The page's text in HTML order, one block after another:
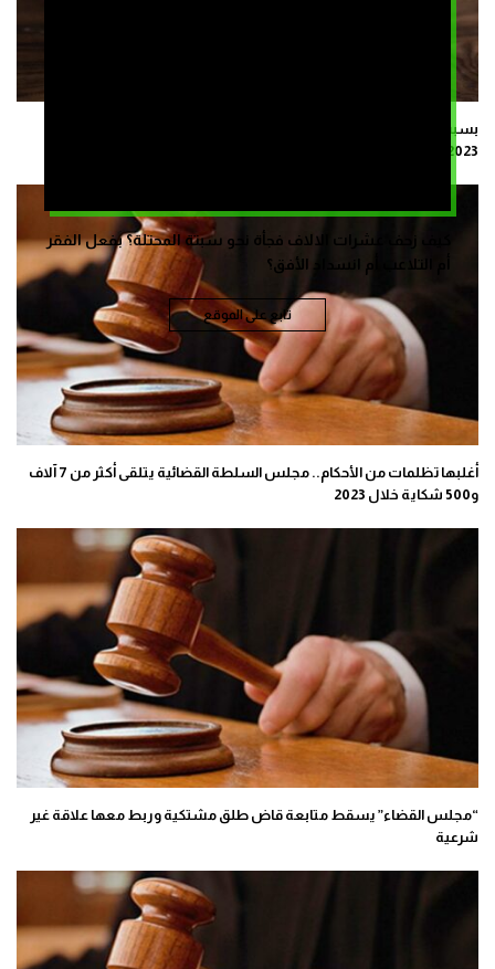
كيف زحف عشرات الالاف فجأة نحو سبتة المحتلة؟ بفعل الفقر
أم التلاعب أم انسداد الأفق؟
تابع على الموقع
2023
أغلبها تظلمات من الأحكام.. مجلس السلطة القضائية يتلقى أكثر من 7 آلاف
و500 شكاية خلال 2023
“مجلس القضاء” يسقط متابعة قاض طلق مشتكية وربط معها علاقة غير
شرعية